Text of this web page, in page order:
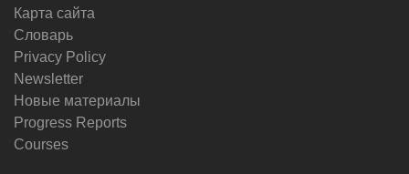
Карта сайта
Словарь
Privacy Policy
Newsletter
Новые материалы
Progress Reports
Courses